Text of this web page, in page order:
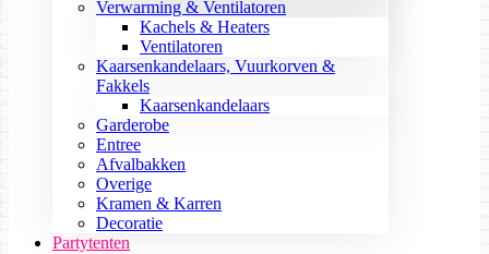
Verwarming & Ventilatoren
Kachels & Heaters
Ventilatoren
Kaarsenkandelaars, Vuurkorven &
Fakkels
Kaarsenkandelaars
Garderobe
Entree
Afvalbakken
Overige
Kramen & Karren
Decoratie
Partytenten